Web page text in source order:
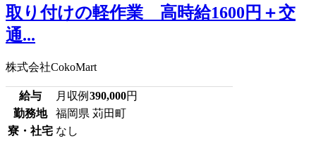
取り付けの軽作業 高時給1600円＋交
通...
株式会社CokoMart
給与 月収例 390,000円
勤務地
福岡県 苅田町
寮・社宅 なし